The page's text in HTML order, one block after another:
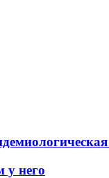
у него